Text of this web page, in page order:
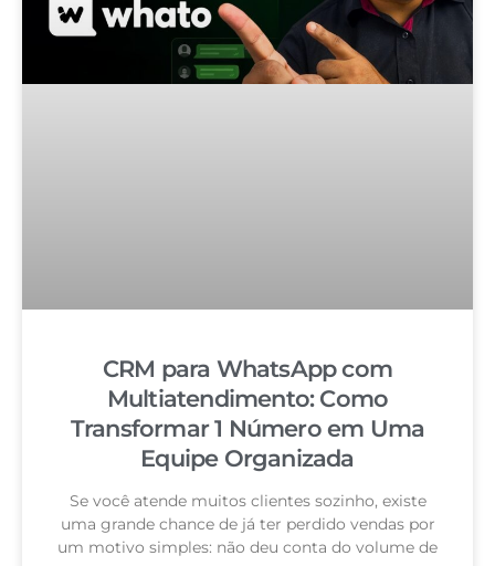
CRM para WhatsApp com
Multiatendimento: Como
Transformar 1 Número em Uma
Equipe Organizada
Se você atende muitos clientes sozinho, existe
uma grande chance de já ter perdido vendas por
um motivo simples: não deu conta do volume de